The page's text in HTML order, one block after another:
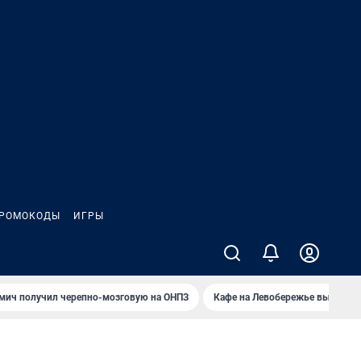
ИГРЫ
получил черепно-мозговую на ОНПЗ Кафе на Левобережье